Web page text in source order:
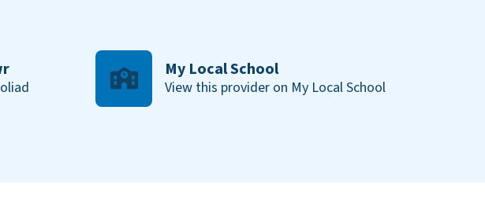
My Local School
View this provider on My Local School